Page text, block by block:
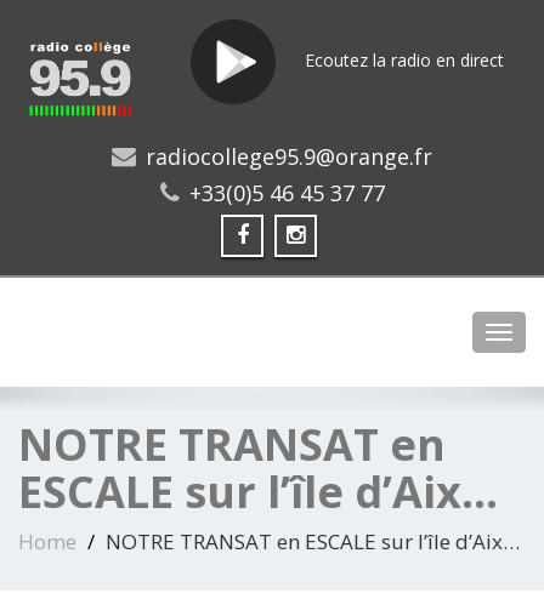
Ecoutez la radio en direct
radiocollege95.9@orange.fr
+33(0)5 46 45 37 77
NOTRE TRANSAT en
ESCALE sur l’île d’Aix…
Home NOTRE TRANSAT en ESCALE sur l’île d’Aix…